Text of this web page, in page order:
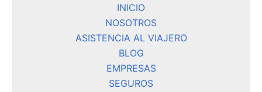
INICIO
NOSOTROS
ASISTENCIA AL VIAJERO
BLOG
EMPRESAS
SEGUROS